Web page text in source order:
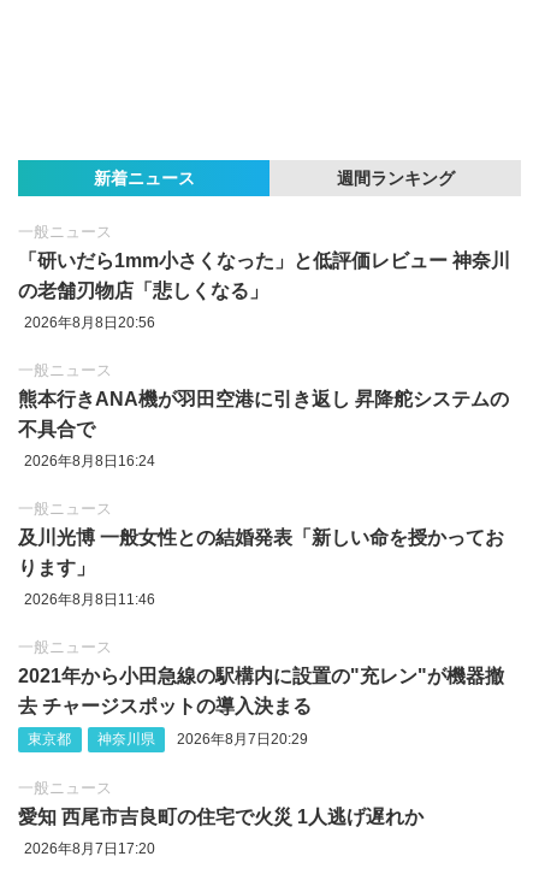
新着ニュース 週間ランキング
一般ニュース
「研いだら1mm小さくなった」と低評価レビュー 神奈川
の老舗刃物店「悲しくなる」
2026年8月8日20:56
一般ニュース
熊本行きANA機が羽田空港に引き返し 昇降舵システムの
不具合で
2026年8月8日16:24
一般ニュース
及川光博 一般女性との結婚発表「新しい命を授かってお
ります」
2026年8月8日11:46
一般ニュース
2021年から小田急線の駅構内に設置の"充レン"が機器撤
去 チャージスポットの導入決まる
東京都 神奈川県 2026年8月7日20:29
一般ニュース
愛知 西尾市吉良町の住宅で火災 1人逃げ遅れか
2026年8月7日17:20